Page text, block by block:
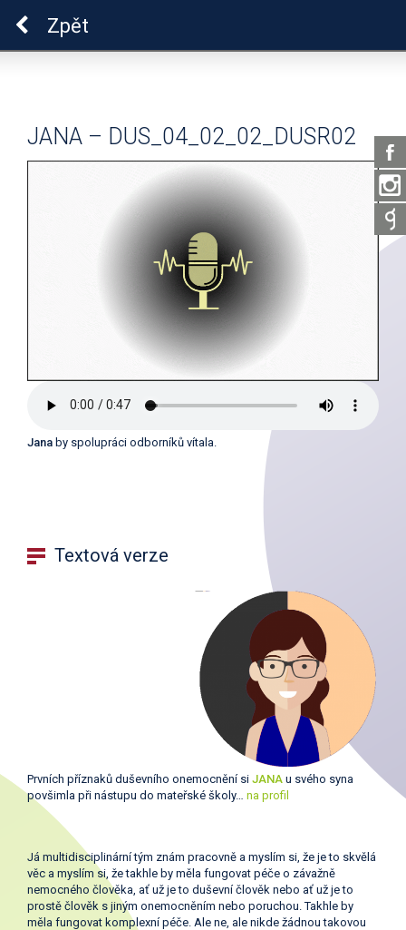
Zpět
JANA – DUS_04_02_02_DUSR02
Jana by spolupráci odborníků vítala.
Textová verze
Prvních příznaků duševního onemocnění si JANA u svého syna
povšimla při nástupu do mateřské školy… na profil
Já multidisciplinární tým znám pracovně a myslím si, že je to skvělá
věc a myslím si, že takhle by měla fungovat péče o závažně
nemocného člověka, ať už je to duševní člověk nebo ať už je to
prostě člověk s jiným onemocněním nebo poruchou. Takhle by
měla fungovat komplexní péče. Ale ne, ale nikde žádnou takovou